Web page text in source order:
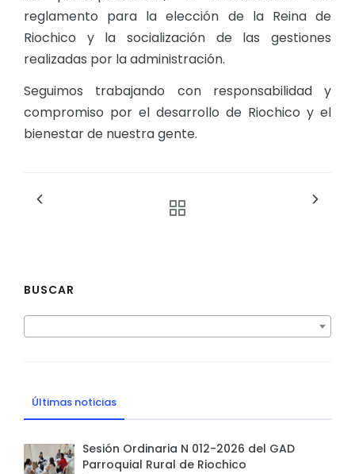
reglamento para la elección de la Reina de
Riochico y la socialización de las gestiones
realizadas por la administración.
Seguimos trabajando con responsabilidad y
compromiso por el desarrollo de Riochico y el
bienestar de nuestra gente.
BUSCAR
Últimas noticias
Sesión Ordinaria N 012-2026 del GAD
Parroquial Rural de Riochico